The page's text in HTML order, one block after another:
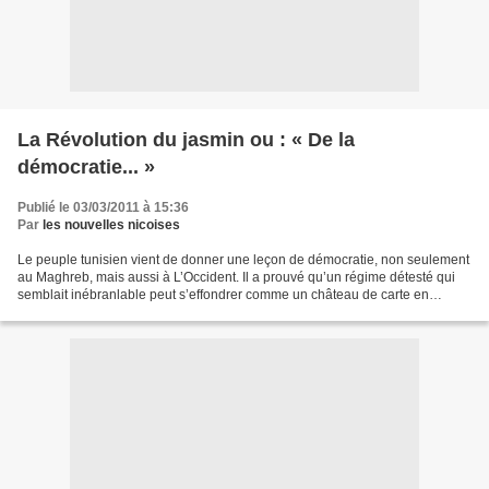
La Révolution du jasmin ou : « De la
démocratie... »
Publié le 03/03/2011 à 15:36
Par les nouvelles nicoises
Le peuple tunisien vient de donner une leçon de démocratie, non seulement
au Maghreb, mais aussi à L’Occident. Il a prouvé qu’un régime détesté qui
semblait inébranlable peut s’effondrer comme un château de carte en